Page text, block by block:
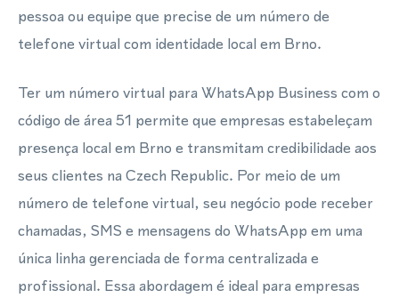
pessoa ou equipe que precise de um número de
telefone virtual com identidade local em Brno.
Ter um número virtual para WhatsApp Business com o
código de área 51 permite que empresas estabeleçam
presença local em Brno e transmitam credibilidade aos
seus clientes na Czech Republic. Por meio de um
número de telefone virtual, seu negócio pode receber
chamadas, SMS e mensagens do WhatsApp em uma
única linha gerenciada de forma centralizada e
profissional. Essa abordagem é ideal para empresas